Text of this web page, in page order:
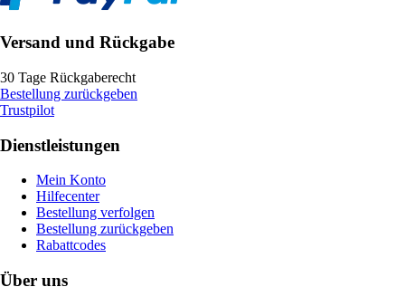
Versand und Rückgabe
30 Tage Rückgaberecht
Bestellung zurückgeben
Trustpilot
Dienstleistungen
Mein Konto
Hilfecenter
Bestellung verfolgen
Bestellung zurückgeben
Rabattcodes
Über uns